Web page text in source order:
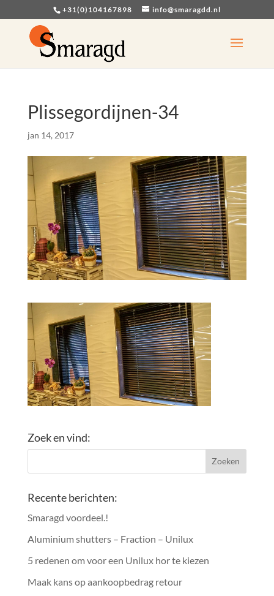
+31(0)104167898 info@smaragdd.nl
Plissegordijnen-34
jan 14, 2017
Zoek en vind:
Recente berichten:
Smaragd voordeel.!
Aluminium shutters – Fraction – Unilux
5 redenen om voor een Unilux hor te kiezen
Maak kans op aankoopbedrag retour